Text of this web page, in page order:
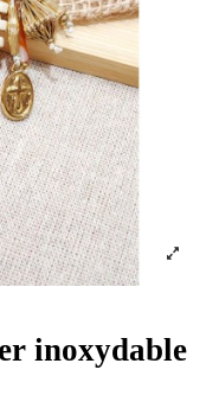
inoxydable